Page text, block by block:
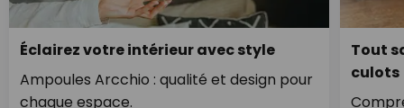
Éclairez votre intérieur avec style
Ampoules Arcchio : qualité et design pour
chaque espace.
Tout
culots